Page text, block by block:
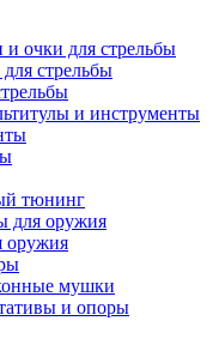
очки для стрельбы
стрельбы
и инструменты
тюнинг
для оружия
оружия
мушки
и опоры